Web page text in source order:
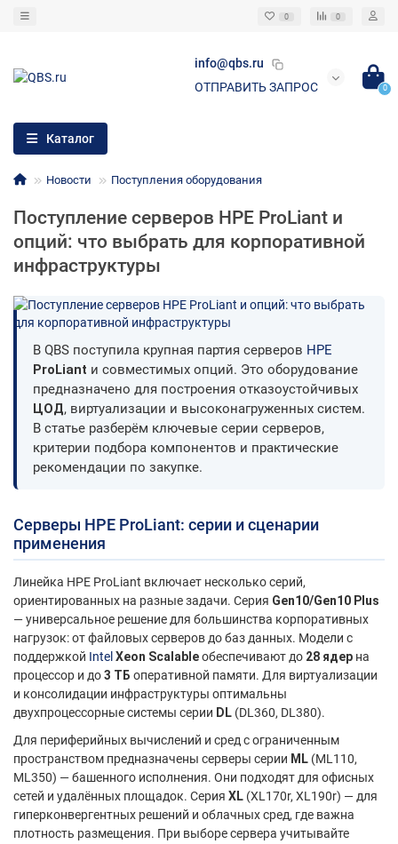
0 0
info@qbs.ru
ОТПРАВИТЬ ЗАПРОС
0
Каталог
Новости Поступления оборудования
Поступление серверов HPE ProLiant и
опций: что выбрать для корпоративной
инфраструктуры
В QBS поступила крупная партия серверов HPE
ProLiant и совместимых опций. Это оборудование
предназначено для построения отказоустойчивых
ЦОД, виртуализации и высоконагруженных систем.
В статье разберём ключевые серии серверов,
критерии подбора компонентов и практические
рекомендации по закупке.
Серверы HPE ProLiant: серии и сценарии
применения
Линейка HPE ProLiant включает несколько серий,
ориентированных на разные задачи. Серия Gen10/Gen10 Plus
— универсальное решение для большинства корпоративных
нагрузок: от файловых серверов до баз данных. Модели с
поддержкой Intel Xeon Scalableобеспечивают до 28 ядер на
процессор и до3 ТБ оперативной памяти. Для виртуализации
и консолидации инфраструктуры оптимальны
двухпроцессорные системы серии DL (DL360, DL380).
Для периферийных вычислений и сред с ограниченным
пространством предназначены серверы серии ML (ML110,
ML350) — башенного исполнения. Они подходят для офисных
сетей и удалённых площадок. Серия XL (XL170r, XL190r) — для
гиперконвергентных решений и облачных сред, где важна
плотность размещения. При выборе сервера учитывайте